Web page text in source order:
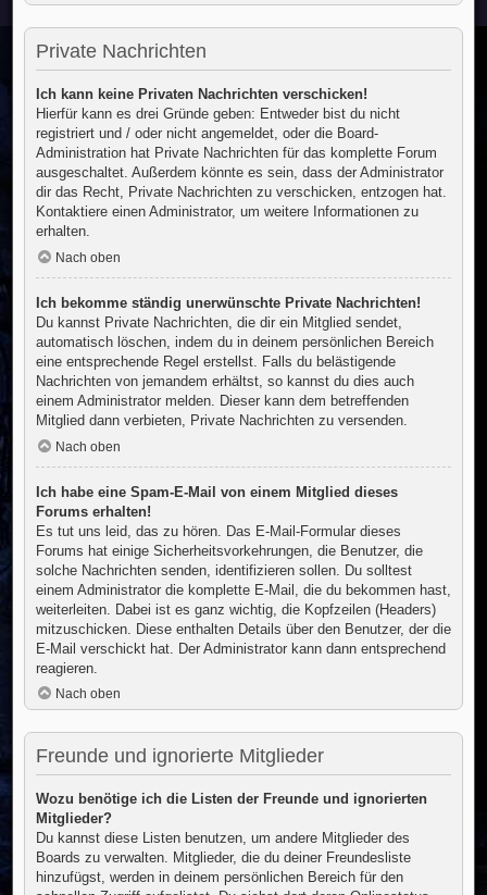
Private Nachrichten
Ich kann keine Privaten Nachrichten verschicken!
Hierfür kann es drei Gründe geben: Entweder bist du nicht
registriert und / oder nicht angemeldet, oder die Board-
Administration hat Private Nachrichten für das komplette Forum
ausgeschaltet. Außerdem könnte es sein, dass der Administrator
dir das Recht, Private Nachrichten zu verschicken, entzogen hat.
Kontaktiere einen Administrator, um weitere Informationen zu
erhalten.
Nach oben
Ich bekomme ständig unerwünschte Private Nachrichten!
Du kannst Private Nachrichten, die dir ein Mitglied sendet,
automatisch löschen, indem du in deinem persönlichen Bereich
eine entsprechende Regel erstellst. Falls du belästigende
Nachrichten von jemandem erhältst, so kannst du dies auch
einem Administrator melden. Dieser kann dem betreffenden
Mitglied dann verbieten, Private Nachrichten zu versenden.
Nach oben
Ich habe eine Spam-E-Mail von einem Mitglied dieses
Forums erhalten!
Es tut uns leid, das zu hören. Das E-Mail-Formular dieses
Forums hat einige Sicherheitsvorkehrungen, die Benutzer, die
solche Nachrichten senden, identifizieren sollen. Du solltest
einem Administrator die komplette E-Mail, die du bekommen hast,
weiterleiten. Dabei ist es ganz wichtig, die Kopfzeilen (Headers)
mitzuschicken. Diese enthalten Details über den Benutzer, der die
E-Mail verschickt hat. Der Administrator kann dann entsprechend
reagieren.
Nach oben
Freunde und ignorierte Mitglieder
Wozu benötige ich die Listen der Freunde und ignorierten
Mitglieder?
Du kannst diese Listen benutzen, um andere Mitglieder des
Boards zu verwalten. Mitglieder, die du deiner Freundesliste
hinzufügst, werden in deinem persönlichen Bereich für den